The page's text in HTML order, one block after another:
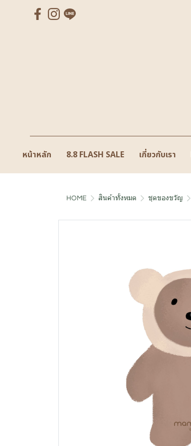
หน้าหลัก 8.8 FLASH SALE เกี่ยวกับเรา
HOME สินค้าทั้งหมด ชุดของขวัญ